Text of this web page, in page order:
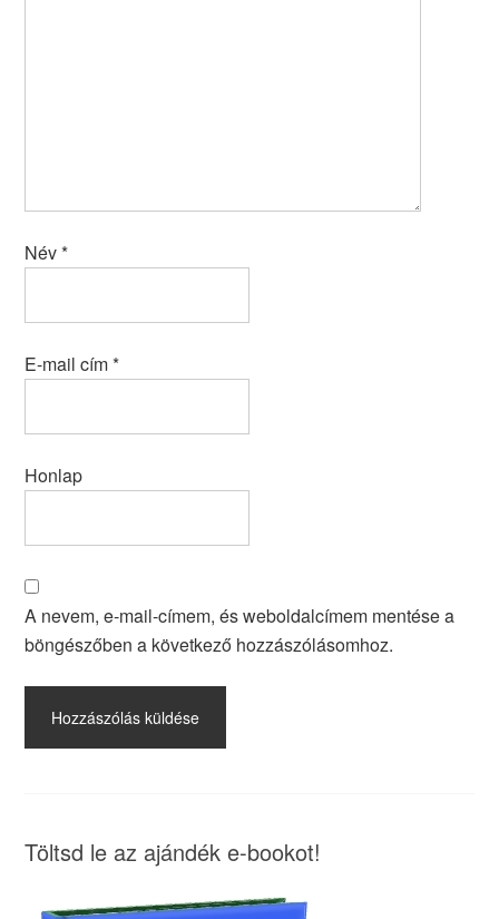
Név*
E-mail cím*
Honlap
A nevem, e-mail-címem, és weboldalcímem mentése a
böngészőben a következő hozzászólásomhoz.
Töltsd le az ajándék e-bookot!